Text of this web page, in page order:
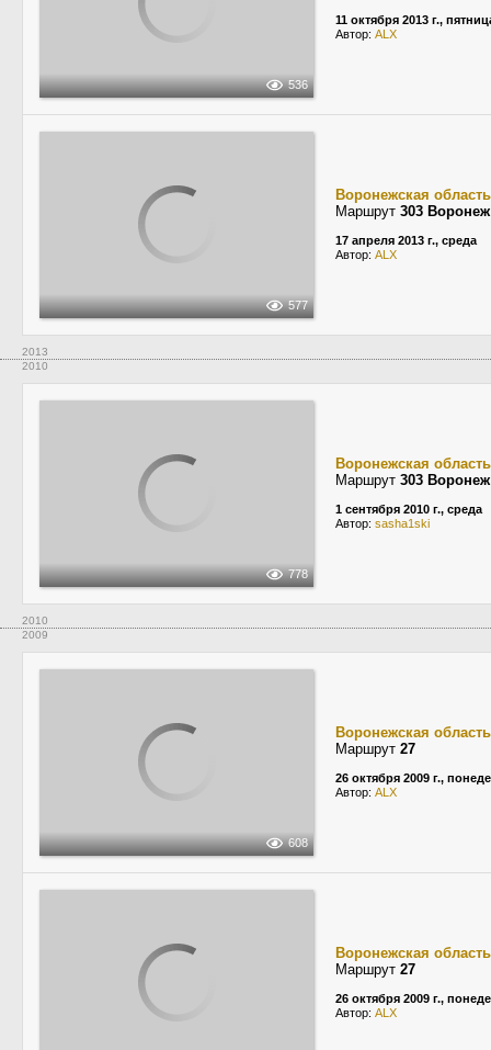
536
11 октября 2013 г.,
Автор: ALX
577
Воронежская область
Маршрут 303
17 апреля 2013 г., среда
Автор: ALX
2013
2010
778
Воронежская область
Маршрут 303
1 сентября 2010 г., среда
Автор: sasha1ski
2010
2009
608
Воронежская область
Маршрут 27
26 октября 2009 г.,
Автор: ALX
Воронежская область
Маршрут 27
26 октября 2009 г.,
Автор: ALX